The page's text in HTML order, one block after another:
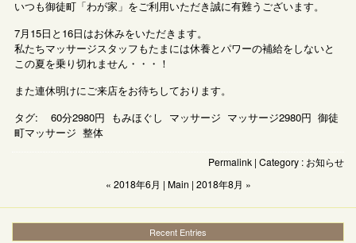
いつも御徒町「わが家」をご利用いただき誠に有難うございます。
7月15日と16日はお休みをいただきます。
私たちマッサージスタッフもたまには休養とパワーの補給をしないと
この夏を乗り切れません・・・！
また連休明けにご来店をお待ちしております。
タグ:
60分2980円 もみほぐし マッサージ マッサージ2980円 御徒
町マッサージ 整体
Permalink | Category : お知らせ
« 2018年6月 | Main | 2018年8月 »
Recent Entries